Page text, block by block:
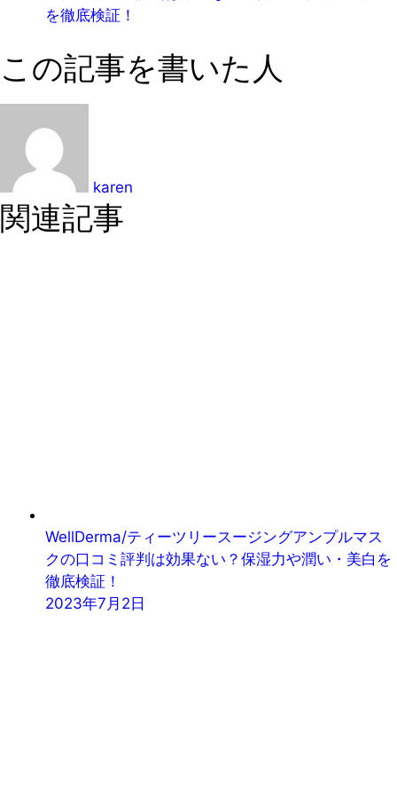
を徹底検証！
この記事を書いた人
karen
関連記事
WellDerma/ティーツリースージングアンプルマス
クの口コミ評判は効果ない？保湿力や潤い・美白を
徹底検証！
2023年7月2日